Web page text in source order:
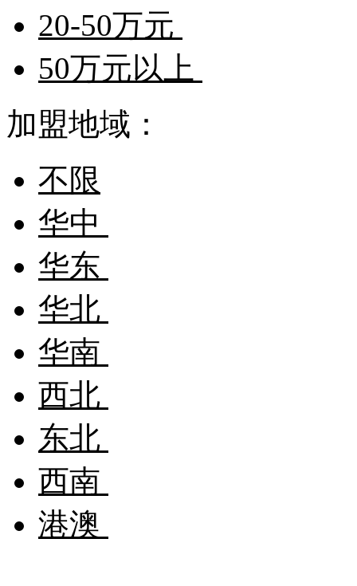
20-50万元
50万元以上
加盟地域：
不限
华中
华东
华北
华南
西北
东北
西南
港澳